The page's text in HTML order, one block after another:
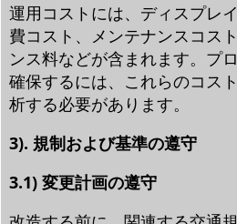
運用コストには、ディスプレ
費コスト、メンテナンスコス
ンス料などが含まれます。プ
確保するには、これらのコス
析する必要があります。
3). 規制および基準の遵守
3.1) 変更計画の遵守